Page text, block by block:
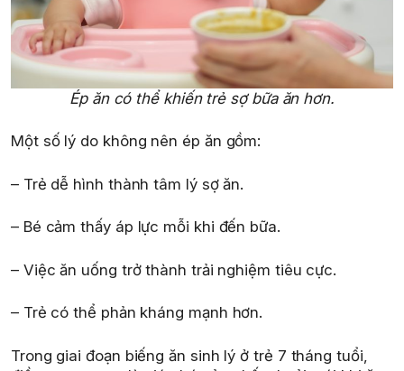
Ép ăn có thể khiến trẻ sợ bữa ăn hơn.
Một số lý do không nên ép ăn gồm:
– Trẻ dễ hình thành tâm lý sợ ăn.
– Bé cảm thấy áp lực mỗi khi đến bữa.
– Việc ăn uống trở thành trải nghiệm tiêu cực.
– Trẻ có thể phản kháng mạnh hơn.
Trong giai đoạn biếng ăn sinh lý ở trẻ 7 tháng tuổi,